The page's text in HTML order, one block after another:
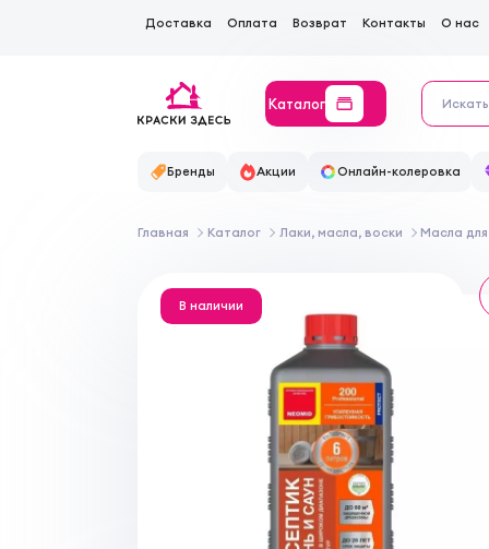
Доставка Оплата Возврат Контакты О нас
Каталог
Бренды Акции Онлайн-колеровка
Главная Каталог Лаки, масла, воски Масла
В наличии